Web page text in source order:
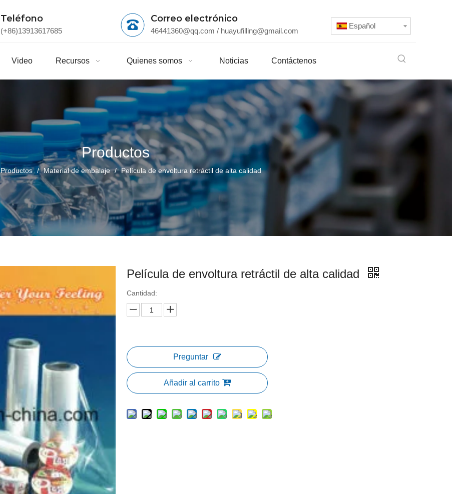
Teléfono
(+86)13913617685
Correo electrónico
46441360@qq.com / huayufilling@gmail.com
Español
Video Recursos Quienes somos Noticias Contáctenos
Productos
Productos / Material de embalaje / Película de envoltura retráctil de alta calidad
Película de envoltura retráctil de alta calidad
Cantidad:
Preguntar
Añadir al carrito